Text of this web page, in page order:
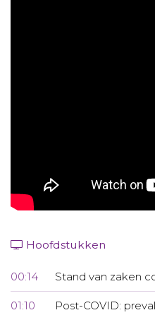
Hoofdstukken
00:14 Stand van zaken
01:10 Post-COVID: